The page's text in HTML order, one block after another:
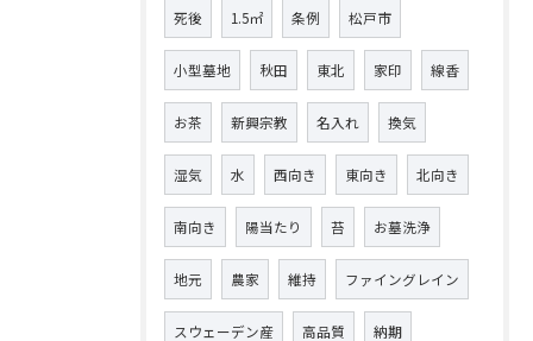
死後 1.5㎡ 条例 松戸市
小型墓地 秋田 東北 家印 線香
お茶 新興宗教 名入れ 換気
湿気 水 西向き 東向き 北向き
南向き 陽当たり 苔 お墓洗浄
地元 農家 維持 ファイングレイン
スウェーデン産 高品質 納期